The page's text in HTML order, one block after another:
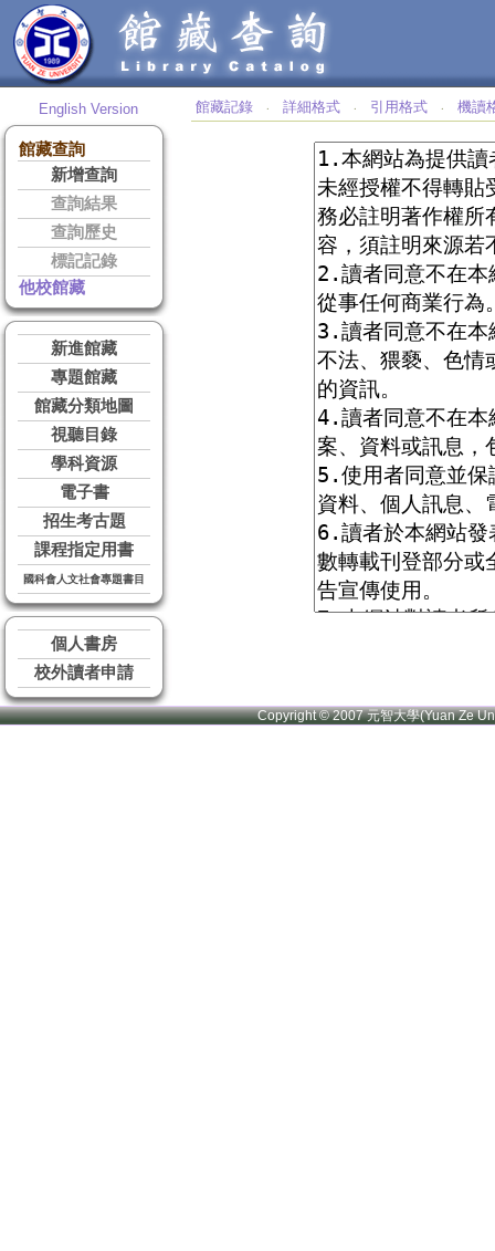
English Version
館藏查詢
新增查詢
查詢結果
查詢歷史
標記記錄
他校館藏
新進館藏
專題館藏
館藏分類地圖
視聽目錄
學科資源
電子書
招生考古題
課程指定用書
國科會人文社會專題書目
個人書房
校外讀者申請
館藏記錄 ‧ 詳細格式 ‧ 引用格式 ‧ 機讀
Copyright © 2007 元智大學(Yuan Ze